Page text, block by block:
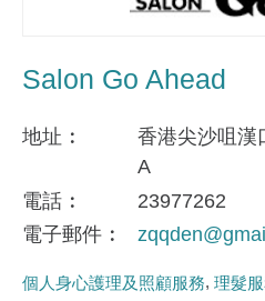
Salon Go Ahead
地址
香港尖沙咀漢
A
電話
23977262
電子郵件
個人身心護理及照顧服務 理髮